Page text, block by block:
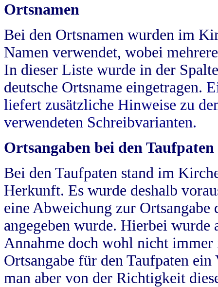
Ortsnamen
Bei den Ortsnamen wurden im
Namen verwendet, wobei
In dieser Liste wurde in der
deutsche Ortsname eingetragen.
liefert zusätzliche Hinweise zu
verwendeten Schreibvarianten.
Ortsangaben bei den Taufpaten
Bei den Taufpaten stand im
Herkunft. Es wurde deshalb
eine Abweichung zur
angegeben wurde. Hierbei wurde
Annahme doch wohl nicht
Ortsangabe für den Taufpaten
man aber von der Richtigkeit